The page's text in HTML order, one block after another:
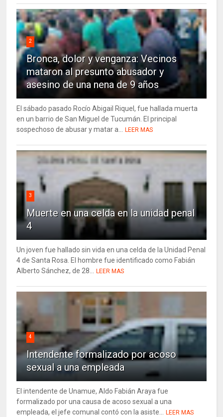
2
Bronca, dolor y venganza: Vecinos
mataron al presunto abusador y
asesino de una nena de 9 años
El sábado pasado Rocío Abigail Riquel, fue hallada muerta
en un barrio de San Miguel de Tucumán. El principal
sospechoso de abusar y matar a...
LEER MAS
3
Muerte en una celda en la unidad penal
4
Un joven fue hallado sin vida en una celda de la Unidad Penal
4 de Santa Rosa. El hombre fue identificado como Fabián
Alberto Sánchez, de 28...
LEER MAS
4
Intendente formalizado por acoso
sexual a una empleada
El intendente de Unamue, Aldo Fabián Araya fue
formalizado por una causa de acoso sexual a una
empleada, el jefe comunal contó con la asiste...
LEER MAS